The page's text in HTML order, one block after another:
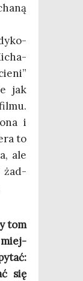
jak
i
to
ale
żad­
tom
miej­
się